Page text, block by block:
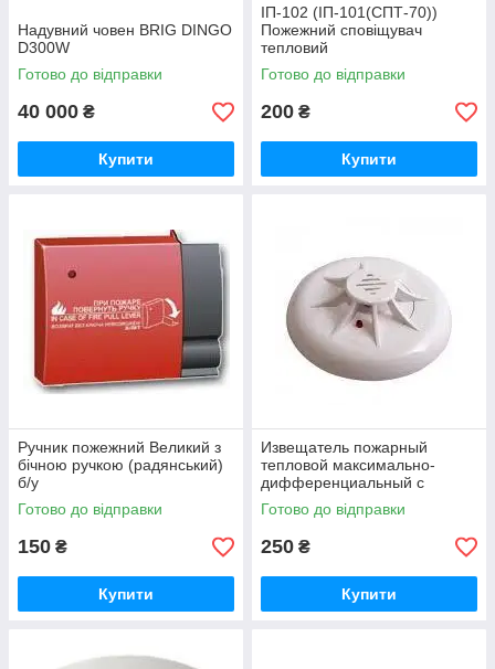
Надувний човен BRIG DINGO
D300W
Готово до відправки
40 000 ₴
Купити
ІП-102 (ІП-101(СПТ-70))
Пожежний сповіщувач
тепловий
Готово до відправки
200 ₴
Купити
Ручник пожежний Великий з
бічною ручкою (радянський)
б/у
Готово до відправки
150 ₴
Купити
Извещатель пожарный
тепловой максимально-
дифференциальный с
индикацией дежурного
режима ТПТ-4
Готово до відправки
250 ₴
Купити